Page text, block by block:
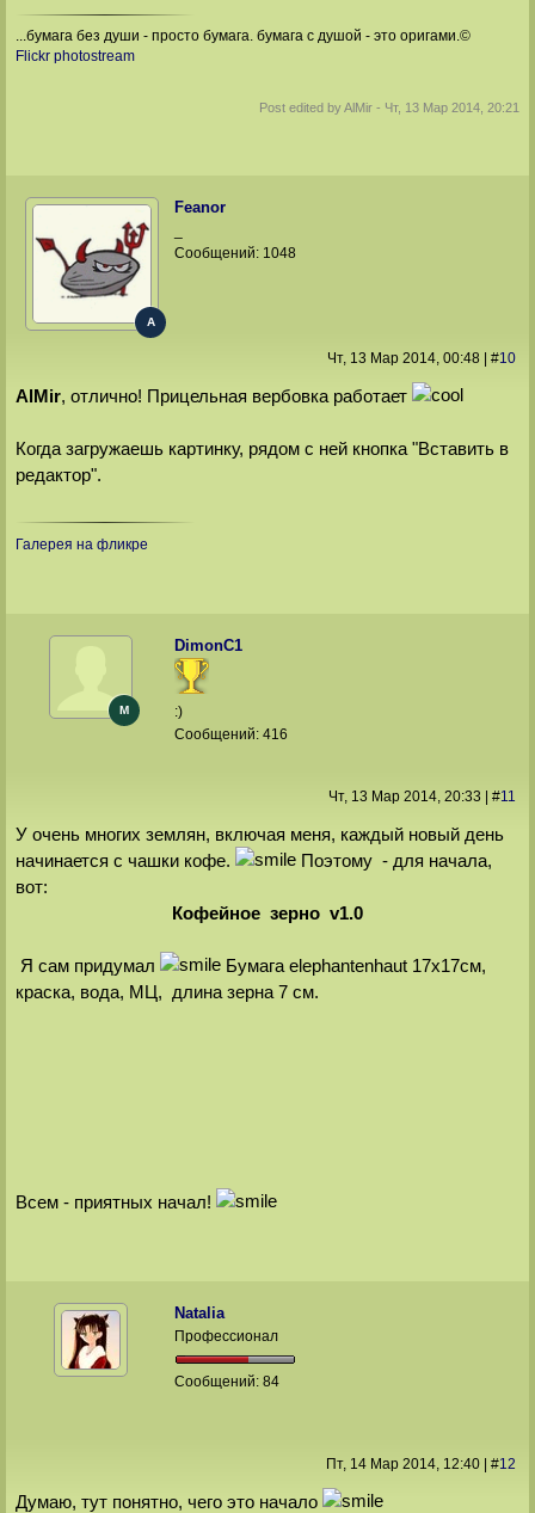
...бумага без души - просто бумага. бумага с душой - это оригами.©
Flickr photostream
Post edited byAlMir - Чт, 13 Мар 2014, 20:21
Feanor
A
Сообщений: 1048
Чт, 13 Мар 2014, 00:48| #10
AlMir, отлично! Прицельная вербовка работает
Когда загружаешь картинку, рядом с ней кнопка "Вставить в
редактор".
Галерея на фликре
DimonС1
M
:)
Сообщений:416
Чт, 13 Мар 2014, 20:33 #11
У очень многих землян, включая меня, каждый новый день
начинается с чашки кофе.
Поэтому - для начала,
вот:
Кофейное зерно v1.0
Я сам придумал
Бумага elephantenhaut 17x17см,
краска, вода, МЦ, длина зерна 7 см.
Всем - приятных начал!
Natalia
Профессионал
Сообщений:84
Пт, 14 Мар 2014, 12:40| #12
Думаю, тут понятно, чего это начало